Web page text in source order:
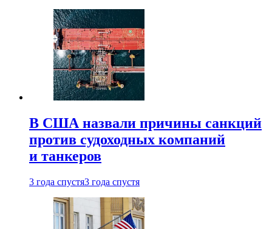
В США назвали причины санкций
против судоходных компаний
и танкеров
3 года спустя3 года спустя